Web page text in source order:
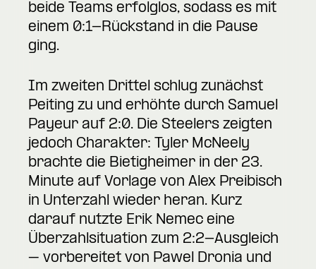
beide Teams erfolglos, sodass es mit
einem 0:1-Rückstand in die Pause
ging.
Im zweiten Drittel schlug zunächst
Peiting zu und erhöhte durch Samuel
Payeur auf 2:0. Die Steelers zeigten
jedoch Charakter: Tyler McNeely
brachte die Bietigheimer in der 23.
Minute auf Vorlage von Alex Preibisch
in Unterzahl wieder heran. Kurz
darauf nutzte Erik Nemec eine
Überzahlsituation zum 2:2-Ausgleich
– vorbereitet von Pawel Dronia und